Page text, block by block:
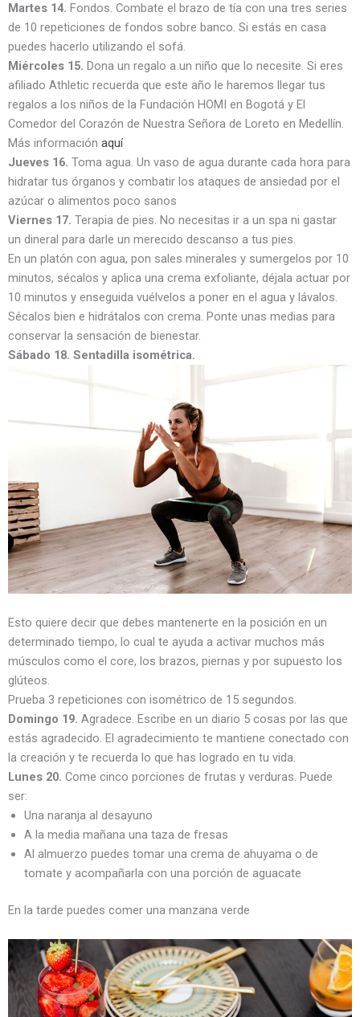
Martes 14. Fondos. Combate el brazo de tía con una tres series
de 10 repeticiones de fondos sobre banco. Si estás en casa
puedes hacerlo utilizando el sofá.
Miércoles 15. Dona un regalo a un niño que lo necesite. Si eres
afiliado Athletic recuerda que este año le haremos llegar tus
regalos a los niños de la Fundación HOMI en Bogotá y El
Comedor del Corazón de Nuestra Señora de Loreto en Medellín.
Más información aquí
Jueves 16. Toma agua. Un vaso de agua durante cada hora para
hidratar tus órganos y combatir los ataques de ansiedad por el
azúcar o alimentos poco sanos
Viernes 17. Terapia de pies. No necesitas ir a un spa ni gastar
un dineral para darle un merecido descanso a tus pies.
En un platón con agua, pon sales minerales y sumergelos por 10
minutos, sécalos y aplica una crema exfoliante, déjala actuar por
10 minutos y enseguida vuélvelos a poner en el agua y lávalos.
Sécalos bien e hidrátalos con crema. Ponte unas medias para
conservar la sensación de bienestar.
Sábado 18. Sentadilla isométrica.
Esto quiere decir que debes mantenerte en la posición en un
determinado tiempo, lo cual te ayuda a activar muchos más
músculos como el core, los brazos, piernas y por supuesto los
glúteos.
Prueba 3 repeticiones con isométrico de 15 segundos.
Domingo 19. Agradece. Escribe en un diario 5 cosas por las que
estás agradecido. El agradecimiento te mantiene conectado con
la creación y te recuerda lo que has logrado en tu vida.
Lunes 20. Come cinco porciones de frutas y verduras. Puede
ser:
Una naranja al desayuno
A la media mañana una taza de fresas
Al almuerzo puedes tomar una crema de ahuyama o de
tomate y acompañarla con una porción de aguacate
En la tarde puedes comer una manzana verde